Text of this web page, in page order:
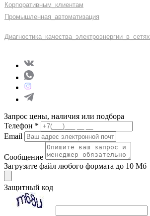
Корпоративным клиентам
Промышленная автоматизация
Диагностика качества электроэнергии в сетях
Запрос цены, наличия или подбора
Телефон *
Email
Сообщение
Загрузите файл любого формата до 10 Мб
Защитный код